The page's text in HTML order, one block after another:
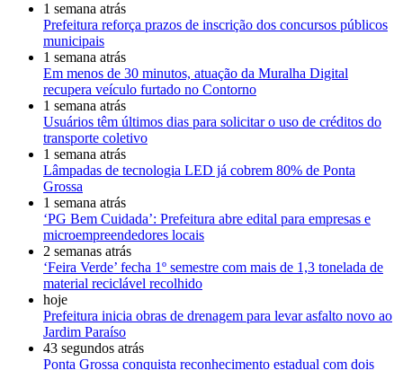
1 semana atrás
Prefeitura reforça prazos de inscrição dos concursos públicos
municipais
1 semana atrás
Em menos de 30 minutos, atuação da Muralha Digital
recupera veículo furtado no Contorno
1 semana atrás
Usuários têm últimos dias para solicitar o uso de créditos do
transporte coletivo
1 semana atrás
Lâmpadas de tecnologia LED já cobrem 80% de Ponta
Grossa
1 semana atrás
‘PG Bem Cuidada’: Prefeitura abre edital para empresas e
microempreendedores locais
2 semanas atrás
‘Feira Verde’ fecha 1º semestre com mais de 1,3 tonelada de
material reciclável recolhido
hoje
Prefeitura inicia obras de drenagem para levar asfalto novo ao
Jardim Paraíso
43 segundos atrás
Ponta Grossa conquista reconhecimento estadual com dois